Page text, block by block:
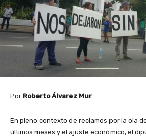
Por Roberto Álvarez Mur
En pleno contexto de reclamos por la ola
últimos meses y el ajuste económico, el